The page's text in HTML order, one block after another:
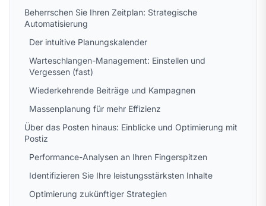
Beherrschen Sie Ihren Zeitplan: Strategische
Automatisierung
Der intuitive Planungskalender
Warteschlangen-Management: Einstellen und
Vergessen (fast)
Wiederkehrende Beiträge und Kampagnen
Massenplanung für mehr Effizienz
Über das Posten hinaus: Einblicke und Optimierung mit
Postiz
Performance-Analysen an Ihren Fingerspitzen
Identifizieren Sie Ihre leistungsstärksten Inhalte
Optimierung zukünftiger Strategien